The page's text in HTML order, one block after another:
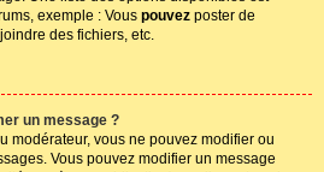
exemple : Vous pouvez poster de
joindre des fichiers, etc.
un message ?
modérateur, vous ne pouvez modifier ou
Vous pouvez modifier un message